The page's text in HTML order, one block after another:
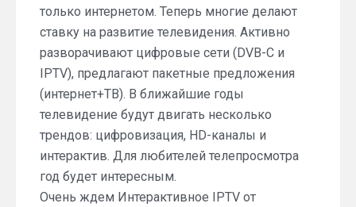
только интернетом. Теперь многие делают
ставку на развитие телевидения. Активно
разворачивают цифровые сети (DVB-C и
IPTV), предлагают пакетные предложения
(интернет+ТВ). В ближайшие годы
телевидение будут двигать несколько
трендов: цифровизация, HD-каналы и
интерактив. Для любителей телепросмотра
год будет интересным.
Очень ждем Интерактивное IPTV от